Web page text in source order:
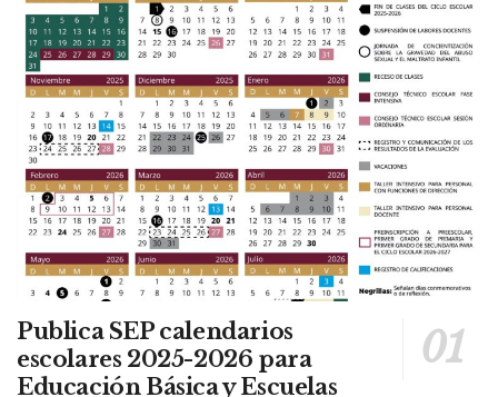
Publica SEP calendarios
escolares 2025-2026 para
Educación Básica y Escuelas